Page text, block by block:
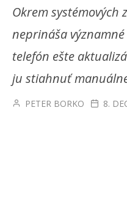
Okrem systémových
neprináša
telefón ešte
ju stiahnuť
PETER BORKO 8.